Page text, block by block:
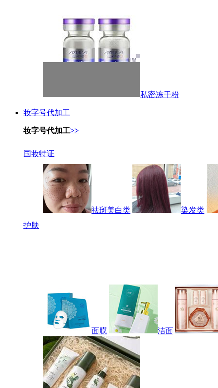
私密冻干粉
妆字号代加工
妆字号代加工>>
国妆特证
祛斑美白类
染发类
护肤
面膜 洁面